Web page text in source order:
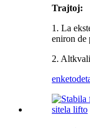
Trajtoj:
1. La
eniron de
2.
enketo